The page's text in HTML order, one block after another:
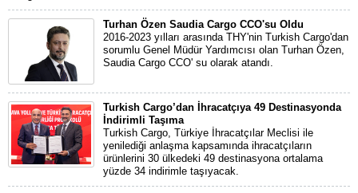
Turhan Özen Saudia Cargo CCO'su Oldu
2016-2023 yılları arasında THY'nin Turkish Cargo'dan
sorumlu Genel Müdür Yardımcısı olan Turhan Özen,
Saudia Cargo CCO' su olarak atandı.
Turkish Cargo’dan İhracatçıya 49 Destinasyonda
İndirimli Taşıma
Turkish Cargo, Türkiye İhracatçılar Meclisi ile
yenilediği anlaşma kapsamında ihracatçıların
ürünlerini 30 ülkedeki 49 destinasyona ortalama
yüzde 34 indirimle taşıyacak.